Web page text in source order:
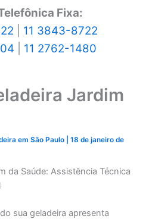
Fixa:
11 3843-8722
11 2762-1480
Jardim
em São Paulo |18 de janeiro de
da Saúde: Assistência Técnica
sua geladeira apresenta